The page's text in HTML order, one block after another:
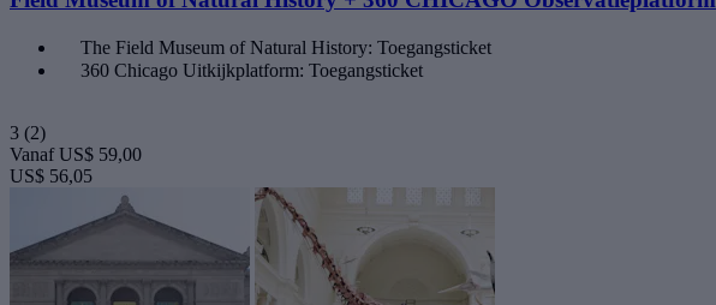
The Field Museum of Natural History: Toegangsticket
360 Chicago Uitkijkplatform: Toegangsticket
3 (2)
Vanaf US$ 59,00
US$ 56,05